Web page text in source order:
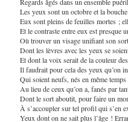
Les yeux sont un octobre et la
Eux sont pleins de feuilles mortes ;
Et le contraste entre eux est presque
Où trouver un visage unifiant son sort
Dont les lèvres avec les yeux se
Et dont la voix serait de la couleur
Il faudrait pour cela des yeux qu’on
Qui soient neufs, nés en même
Au lieu de ceux qu’on a, fanés par
Dont le sort aboutit, pour faire un
À s’accoupler sur tel profil qui s’en
Yeux dont on ne sait plus l’âge !